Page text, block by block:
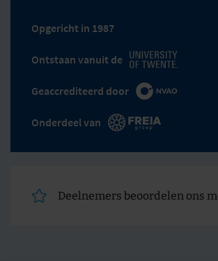
Opgericht in 1987
Ontstaan vanuit de
Geaccrediteerd door
Onderdeel van
Deelnemers beoordelen ons